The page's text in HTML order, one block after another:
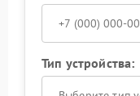
Тип устройства: